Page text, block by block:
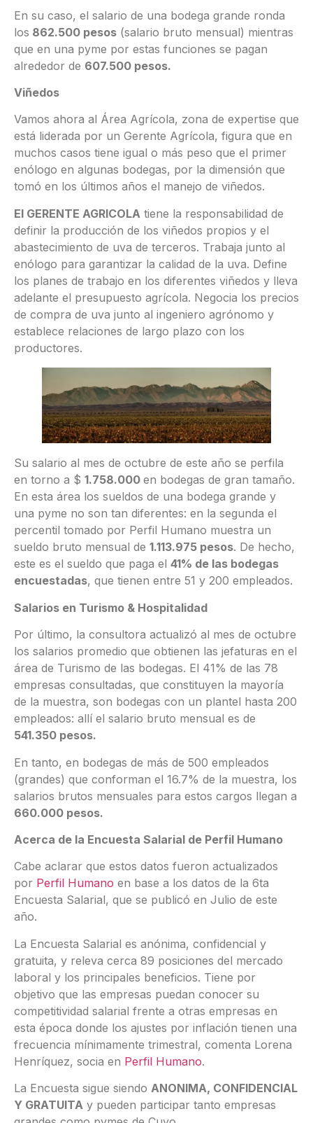
En su caso, el salario de una bodega grande ronda
los 862.500 pesos (salario bruto mensual) mientras
que en una pyme por estas funciones se pagan
alrededor de 607.500 pesos.
Viñedos
Vamos ahora al Área Agrícola, zona de expertise que
está liderada por un Gerente Agrícola, figura que en
muchos casos tiene igual o más peso que el primer
enólogo en algunas bodegas, por la dimensión que
tomó en los últimos años el manejo de viñedos.
El GERENTE AGRICOLA tiene la responsabilidad de
definir la producción de los viñedos propios y el
abastecimiento de uva de terceros. Trabaja junto al
enólogo para garantizar la calidad de la uva. Define
los planes de trabajo en los diferentes viñedos y lleva
adelante el presupuesto agrícola. Negocia los precios
de compra de uva junto al ingeniero agrónomo y
establece relaciones de largo plazo con los
productores.
Su salario al mes de octubre de este año se perfila
en torno a $ 1.758.000 en bodegas de gran tamaño.
En esta área los sueldos de una bodega grande y
una pyme no son tan diferentes: en la segunda el
percentil tomado por Perfil Humano muestra un
sueldo bruto mensual de 1.113.975 pesos. De hecho,
este es el sueldo que paga el 41% de las bodegas
encuestadas, que tienen entre 51 y 200 empleados.
Salarios en Turismo & Hospitalidad
Por último, la consultora actualizó al mes de octubre
los salarios promedio que obtienen las jefaturas en el
área de Turismo de las bodegas. El 41% de las 78
empresas consultadas, que constituyen la mayoría
de la muestra, son bodegas con un plantel hasta 200
empleados: allí el salario bruto mensual es de
541.350 pesos.
En tanto, en bodegas de más de 500 empleados
(grandes) que conforman el 16.7% de la muestra, los
salarios brutos mensuales para estos cargos llegan a
660.000 pesos.
Acerca de la Encuesta Salarial de Perfil Humano
Cabe aclarar que estos datos fueron actualizados
por Perfil Humano en base a los datos de la 6ta
Encuesta Salarial, que se publicó en Julio de este
año.
La Encuesta Salarial es anónima, confidencial y
gratuita, y releva cerca 89 posiciones del mercado
laboral y los principales beneficios. Tiene por
objetivo que las empresas puedan conocer su
competitividad salarial frente a otras empresas en
esta época donde los ajustes por inflación tienen una
frecuencia mínimamente trimestral, comenta Lorena
Henríquez, socia en Perfil Humano.
La Encuesta sigue siendo ANONIMA, CONFIDENCIAL
Y GRATUITA y pueden participar tanto empresas